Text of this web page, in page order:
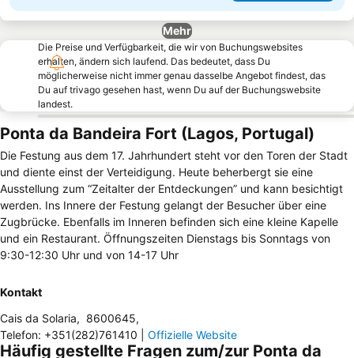
Mehr
Die Preise und Verfügbarkeit, die wir von Buchungswebsites
erhalten, ändern sich laufend. Das bedeutet, dass Du
möglicherweise nicht immer genau dasselbe Angebot findest, das
Du auf trivago gesehen hast, wenn Du auf der Buchungswebsite
landest.
Ponta da Bandeira Fort (Lagos, Portugal)
Die Festung aus dem 17. Jahrhundert steht vor den Toren der Stadt
und diente einst der Verteidigung. Heute beherbergt sie eine
Ausstellung zum “Zeitalter der Entdeckungen” und kann besichtigt
werden. Ins Innere der Festung gelangt der Besucher über eine
Zugbrücke. Ebenfalls im Inneren befinden sich eine kleine Kapelle
und ein Restaurant. Öffnungszeiten Dienstags bis Sonntags von
9:30-12:30 Uhr und von 14-17 Uhr
Kontakt
Cais da Solaria, 8600645,
Telefon: +351(282)761410 Offizielle Website
Häufig gestellte Fragen zum/zur Ponta da